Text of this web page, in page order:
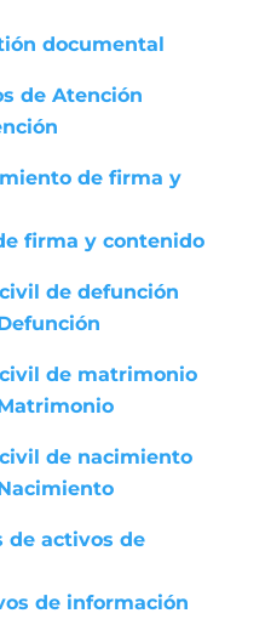
documental
de Atención
de firma y
firma y contenido
de defunción
de matrimonio
de nacimiento
de activos de
de información